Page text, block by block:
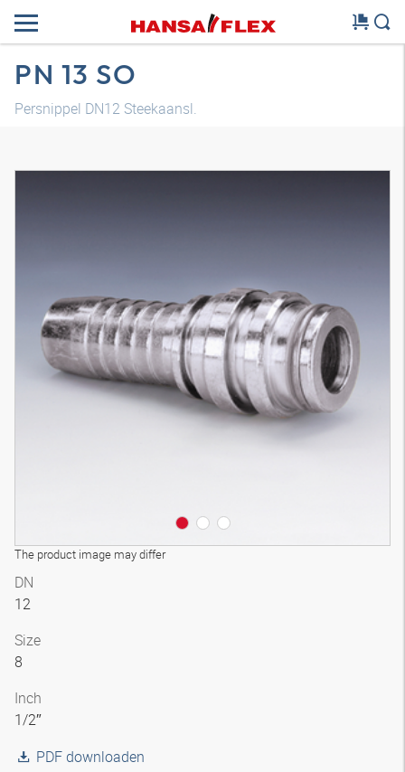
PN 13 SO
Persnippel DN12 Steekaansl.
The product image may differ
3D-model
DN
12
Size
8
Inch
1/2″
PDF downloaden